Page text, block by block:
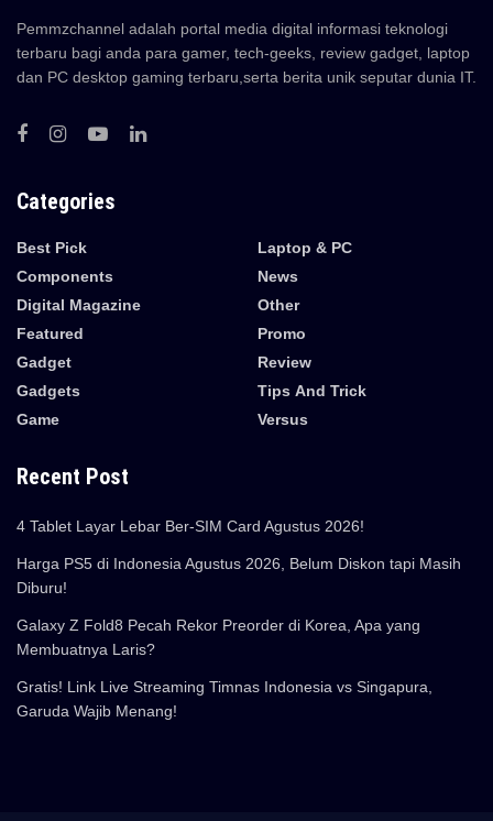
Pemmzchannel adalah portal media digital informasi teknologi
terbaru bagi anda para gamer, tech-geeks, review gadget, laptop
dan PC desktop gaming terbaru,serta berita unik seputar dunia IT.
Categories
Best Pick
Components
Digital Magazine
Featured
Gadget
Gadgets
Game
Laptop & PC
News
Other
Promo
Review
Tips And Trick
Versus
Recent Post
4 Tablet Layar Lebar Ber-SIM Card Agustus 2026!
Harga PS5 di Indonesia Agustus 2026, Belum Diskon tapi Masih
Diburu!
Galaxy Z Fold8 Pecah Rekor Preorder di Korea, Apa yang
Membuatnya Laris?
Gratis! Link Live Streaming Timnas Indonesia vs Singapura,
Garuda Wajib Menang!